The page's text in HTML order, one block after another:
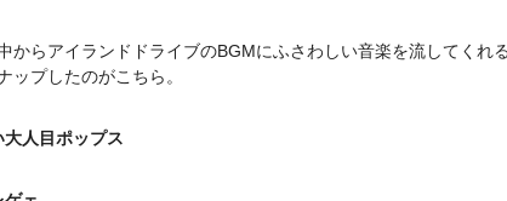
からアイランドドライブのBGMにふさわしい音楽を流してくれ
ップしたのがこちら。
人目ポップス